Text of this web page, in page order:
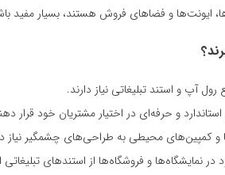
ایونت‌ها و فضاهای فروش هستند، بسیار مفید
آپ و استند تبلیغاتی نیاز دارند.
و حرفه‌ای در اختیار مشتریان خود قرار
و کمپین‌های محیطی به طراحی‌های چشمگیر نیاز
و فروشگاه‌ها از استندهای تبلیغاتی